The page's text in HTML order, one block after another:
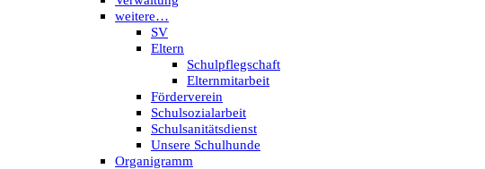
weitere…
SV
Eltern
Schulpflegschaft
Elternmitarbeit
Förderverein
Schulsozialarbeit
Schulsanitätsdienst
Unsere Schulhunde
Organigramm